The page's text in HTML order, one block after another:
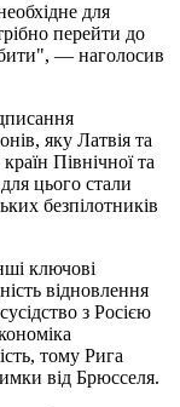
для
перейти до
— наголосив
яку Латвія та
Північної та
цього стали
безпілотників
ключові
відновлення
з Росією
тому Рига
від Брюсселя.